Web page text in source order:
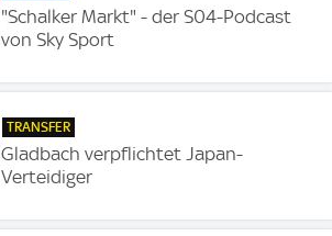
"Schalker Markt" - der S04-Podcast
von Sky Sport
TRANSFER
Gladbach verpflichtet Japan-
Verteidiger